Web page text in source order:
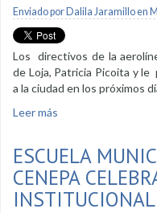
Enviado por Dalila Jaramilloen
Los directivos de la
de Loja, Patricia Picoita y
a la ciudad en los próximos
Leer más
ESCUELA
CENEPA
INSTITUCIONAL